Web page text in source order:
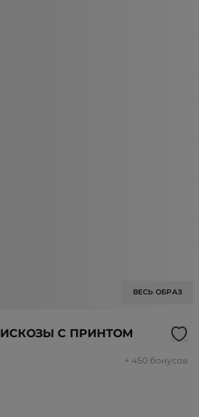
ВЕСЬ ОБРАЗ
С ПРИНТОМ
+ 450 бонусов